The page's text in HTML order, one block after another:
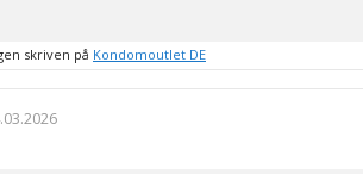
skriven på Kondomoutlet DE